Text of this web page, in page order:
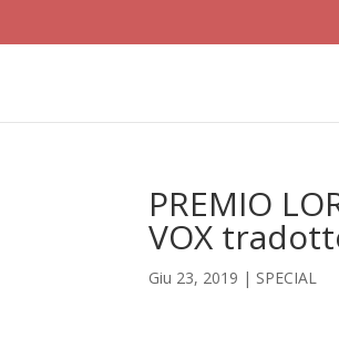
PREMIO
VOX
Giu 23, 2019 | SPECIAL